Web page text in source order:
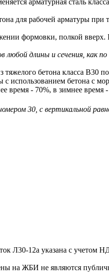
арматурная сталь
для рабочей арматуры
формовки, полкой вверх.
любой длины и сечения,
бетона класса В30
использованием бетона с
время - 70%, в зимнее время -
30, с вертикальной
Л30-12а указана с учетом
на ЖБИ не являются